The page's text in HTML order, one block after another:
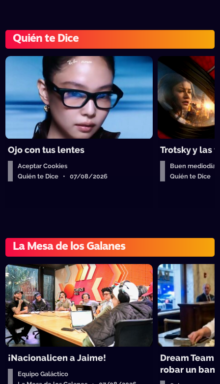
Quién te Dice
Ojo con tus lentes
Aceptar Cookies
Quién te Dice • 07/08/2026
Trotsky y las
Buen mediodía
Quién te Dice
La Mesa de los Galanes
¡Nacionalicen a Jaime!
Equipo Galáctico
Dream Team
robar un